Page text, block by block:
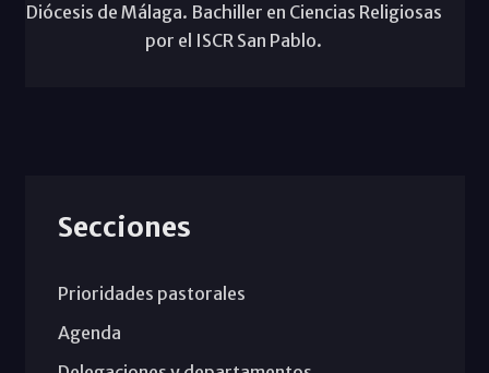
Diócesis de Málaga. Bachiller en Ciencias Religiosas
por el ISCR San Pablo.
Secciones
Prioridades pastorales
Agenda